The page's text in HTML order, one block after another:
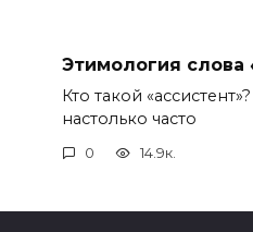
Этимология слова
Кто такой
настолько часто
0 14.9к.